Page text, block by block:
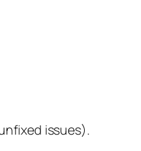
issues).